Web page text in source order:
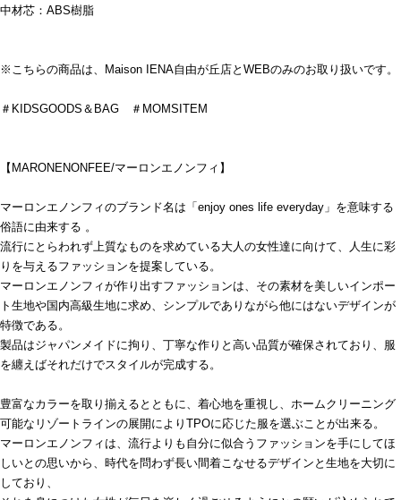
中材芯：ABS樹脂
※こちらの商品は、Maison IENA自由が丘店とWEBのみのお取り扱いです。
＃KIDSGOODS＆BAG ＃MOMSITEM
【MARONENONFEE/マーロンエノンフィ】
マーロンエノンフィのブランド名は「enjoy ones life everyday」を意味する
俗語に由来する 。
流行にとらわれず上質なものを求めている大人の女性達に向けて、人生に彩
りを与えるファッションを提案している。
マーロンエノンフィが作り出すファッションは、その素材を美しいインポー
ト生地や国内高級生地に求め、シンプルでありながら他にはないデザインが
特徴である。
製品はジャパンメイドに拘り、丁寧な作りと高い品質が確保されており、服
を纏えばそれだけでスタイルが完成する。
豊富なカラーを取り揃えるとともに、着心地を重視し、ホームクリーニング
可能なリゾートラインの展開によりTPOに応じた服を選ぶことが出来る。
マーロンエノンフィは、流行よりも自分に似合うファッションを手にしてほ
しいとの思いから、時代を問わず長い間着こなせるデザインと生地を大切に
しており、